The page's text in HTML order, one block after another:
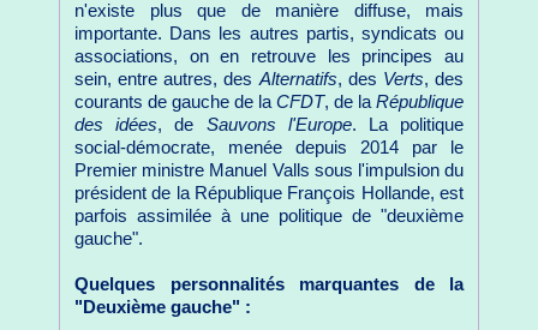
n'existe plus que de manière diffuse, mais
importante. Dans les autres partis, syndicats ou
associations, on en retrouve les principes au
sein, entre autres, des Alternatifs, des Verts, des
courants de gauche de la CFDT, de la République
des idées, de Sauvons l'Europe. La politique
social-démocrate, menée depuis 2014 par le
Premier ministre Manuel Valls sous l'impulsion du
président de la République François Hollande, est
parfois assimilée à une politique de "deuxième
gauche".
Quelques personnalités marquantes de la
"Deuxième gauche" :